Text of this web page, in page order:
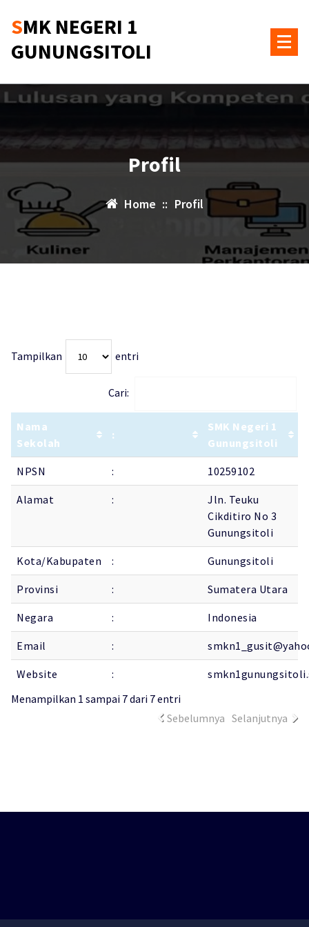
SMK NEGERI 1
GUNUNGSITOLI
Profil
Home :: Profil
Tampilkan entri
Cari:
Nama
Sekolah
:
SMK Negeri 1
Gunungsitoli
NPSN : 10259102
Alamat :
Jln. Teuku
Cikditiro No 3
Gunungsitoli
Kota/Kabupaten : Gunungsitoli
Provinsi : Sumatera Utara
Negara : Indonesia
Email :
Website :
Menampilkan 1 sampai 7 dari 7 entri
Sebelumnya Selanjutnya